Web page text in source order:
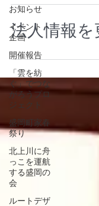
お知らせ
イベント・
企画
開催報告
「雲を紡
ぐ」でつな
がろうプロ
ジェクト
盛岡町家春
祭り
北上川に舟
っこを運航
する盛岡の
会
ルートデザ
法人情報